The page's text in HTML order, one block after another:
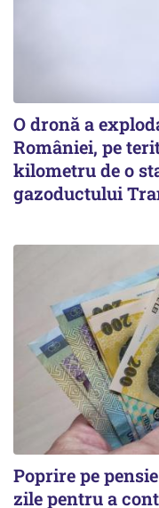
O dronă a
României, pe
kilometru de o
gazoductului
Poprire pe
zile pentru a